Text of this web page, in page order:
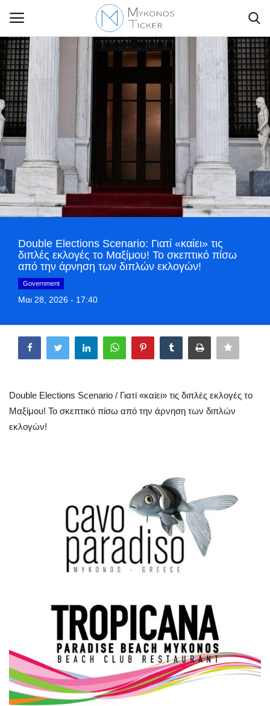
Contact Us
Politique
Business
Travel
World
Greece
Style Adorés
Arts & Culture
Sport
Science & Tech
Σεβασμιώτατος Δωρόθεος Β’
Cost Of Living Crisis
Opinion + Analysis
Double Elections Scenario: Γιατί «καίει» τις
διπλές εκλογές το Μαξίμου! Το σκεπτικό πίσω
από την άρνηση των διπλών εκλογών!
Government
Μαι 28, 2026 - 17:40
Double Elections Scenario / Γιατί «καίει» τις διπλές εκλογές το
Μαξίμου! Το σκεπτικό πίσω από την άρνηση των διπλών
εκλογών!